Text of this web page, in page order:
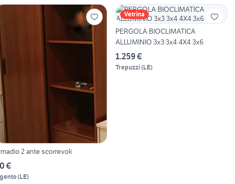
2 ante scorrevoli
€
(LE)
Vetrina
PERGOLA BIOCLIMATICA
ALLUMINIO 3x3 3x4 4X4 3x6
1.259 €
Trepuzzi(LE)